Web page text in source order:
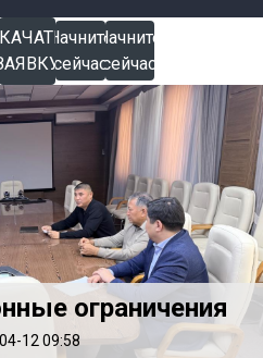
ЗАЯВКУ
Начните
сейчас
Начните
сейчас
ограничения
12 09:58